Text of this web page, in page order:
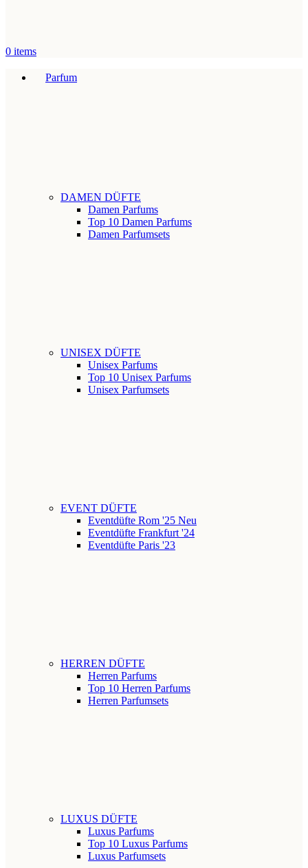
0 items
Parfum
DAMEN DÜFTE
Damen Parfums
Top 10 Damen Parfums
Damen Parfumsets
UNISEX DÜFTE
Unisex Parfums
Top 10 Unisex Parfums
Unisex Parfumsets
EVENT DÜFTE
Eventdüfte Rom '25 Neu
Eventdüfte Frankfurt '24
Eventdüfte Paris '23
HERREN DÜFTE
Herren Parfums
Top 10 Herren Parfums
Herren Parfumsets
LUXUS DÜFTE
Luxus Parfums
Top 10 Luxus Parfums
Luxus Parfumsets